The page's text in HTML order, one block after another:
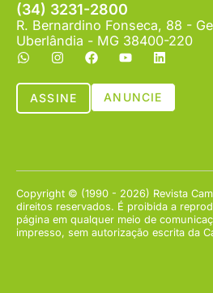
(34) 3231-2800
R. Bernardino Fonseca, 88 -
Uberlândia - MG 38400-220
ASSINE ANUNCIE
Copyright © (1990 - 2026) Revista
direitos reservados. É proibida a
página em qualquer meio de
impresso, sem autorização escrita da